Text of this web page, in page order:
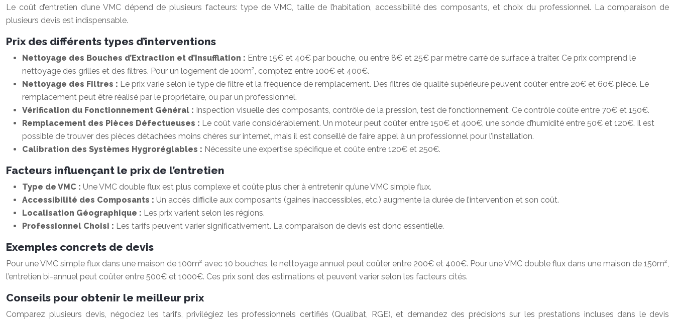
Le coût d’entretien d’une VMC dépend de plusieurs facteurs: type de VMC, taille de l’habitation, accessibilité des composants, et choix du professionnel. La comparaison de
plusieurs devis est indispensable.
Prix des différents types d’interventions
Nettoyage des Bouches d’Extraction et d’Insufflation : Entre 15€ et 40€ par bouche, ou entre 8€ et 25€ par mètre carré de surface à traiter. Ce prix comprend le
nettoyage des grilles et des filtres. Pour un logement de 100m², comptez entre 100€ et 400€.
Nettoyage des Filtres : Le prix varie selon le type de filtre et la fréquence de remplacement. Des filtres de qualité supérieure peuvent coûter entre 20€ et 60€ pièce. Le
remplacement peut être réalisé par le propriétaire, ou par un professionnel.
Vérification du Fonctionnement Général : Inspection visuelle des composants, contrôle de la pression, test de fonctionnement. Ce contrôle coûte entre 70€ et 150€.
Remplacement des Pièces Défectueuses : Le coût varie considérablement. Un moteur peut coûter entre 150€ et 400€, une sonde d’humidité entre 50€ et 120€. Il est
possible de trouver des pièces détachées moins chères sur internet, mais il est conseillé de faire appel à un professionnel pour l’installation.
Calibration des Systèmes Hygroréglables : Nécessite une expertise spécifique et coûte entre 120€ et 250€.
Facteurs influençant le prix de l’entretien
Type de VMC : Une VMC double flux est plus complexe et coûte plus cher à entretenir qu’une VMC simple flux.
Accessibilité des Composants : Un accès difficile aux composants (gaines inaccessibles, etc.) augmente la durée de l’intervention et son coût.
Localisation Géographique : Les prix varient selon les régions.
Professionnel Choisi : Les tarifs peuvent varier significativement. La comparaison de devis est donc essentielle.
Exemples concrets de devis
Pour une VMC simple flux dans une maison de 100m² avec 10 bouches, le nettoyage annuel peut coûter entre 200€ et 400€. Pour une VMC double flux dans une maison de 150m²,
l’entretien bi-annuel peut coûter entre 500€ et 1000€. Ces prix sont des estimations et peuvent varier selon les facteurs cités.
Conseils pour obtenir le meilleur prix
Comparez plusieurs devis, négociez les tarifs, privilégiez les professionnels certifiés (Qualibat, RGE), et demandez des précisions sur les prestations incluses dans le devis